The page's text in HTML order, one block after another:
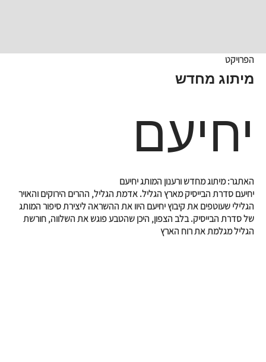
יחיעם
האתגר: מיתוג מחדש ורענון המותג יחיעם
יחיעם סדרת הבייסיק מארץ הגליל. אדמת הגליל, ההרים הירוקים והאויר
הגלילי שעוטפים את קיבוץ יחיעם היוו את ההשראה ליצירת סיפור המותג
של סדרת הבייסיק. בלב הצפון, היכן שהטבע פוגש את השלווה, חורשת
הגליל מגלמת את רוח הארץ
הפרויקט
מיתוג מחדש